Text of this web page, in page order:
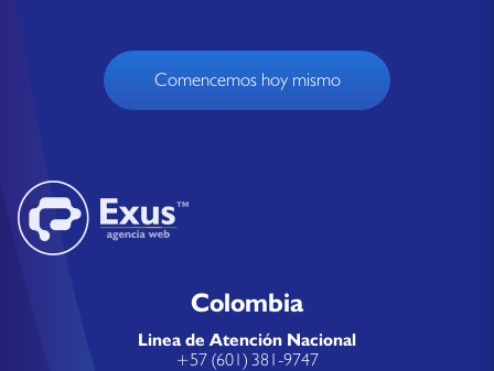
Comencemos hoy mismo
Colombia
Linea de Atención Nacional
+57 (601) 381-9747